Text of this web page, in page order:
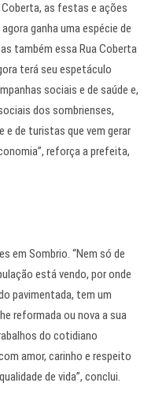
as festas e ações
ganha uma espécie de
também essa Rua Coberta
terá seu espetáculo
sociais e de saúde e,
dos sombrienses,
e de turistas que vem gerar
reforça a prefeita,
em Sombrio. “Nem só de
está vendo, por onde
pavimentada, tem um
reformada ou nova a sua
do cotidiano
amor, carinho e respeito
de vida”, conclui.